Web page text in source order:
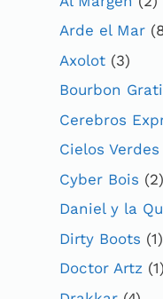
Arde el Mar
Axolot (3)
Bourbon
Cerebros
Cielos Verdes
Cyber Bois (2)
Daniel y la
Dirty Boots (1)
Doctor Artz (1)